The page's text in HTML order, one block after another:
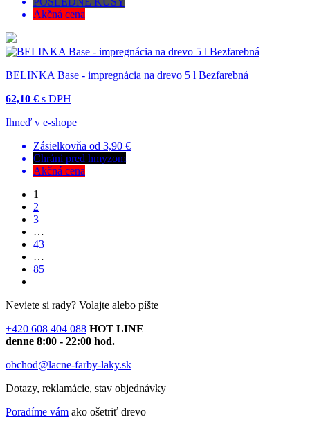
Akčná cena
BELINKA Base - impregnácia na drevo 5 l Bezfarebná
62,10 € s DPH
Ihneď v e-shope
Zásielkovňa od 3,90 €
Chráni pred hmyzom
Akčná cena
1
2
3
…
43
…
85
Neviete si rady? Volajte alebo píšte
+420 608 404 088 HOT LINE
denne 8:00 - 22:00 hod.
obchod@lacne-farby-laky.sk
Dotazy, reklamácie, stav objednávky
Poradíme vám ako ošetriť drevo